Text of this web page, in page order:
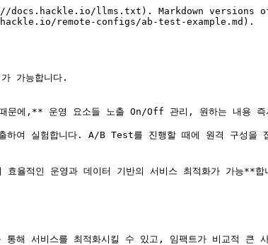
llms.txt). Markdown versions
remote-configs/ab-test-example.md).
가능합니다.
문에,** 운영 요소들 노출 On/Off 관리, 원하는 내용 즉
여 실험합니다. A/B Test를 진행할 때에 원격 구성을
율적인 운영과 데이터 기반의 서비스 최적화가 가능**합
해 서비스를 최적화시킬 수 있고, 임팩트가 비교적 큰 사